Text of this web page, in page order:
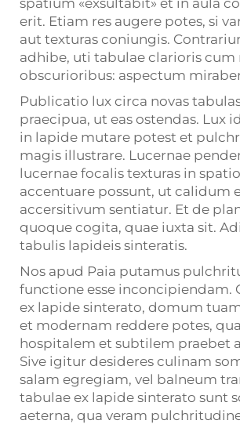
erit. Etiam res augere potes, si
aut texturas coniungis.
adhibe, uti tabulae clarioris
obscurioribus: aspectum
Publicatio lux circa novas
praecipua, ut eas ostendas. Lux
in lapide mutare potest et
magis illustrare. Lucernae
lucernae focalis texturas in
accentuare possunt, ut calidum
accersitivum sentiatur. Et de
quoque cogita, quae iuxta sit.
tabulis lapideis sinteratis.
Nos apud Paia putamus
functione esse inconcipiendam.
ex lapide sinterato, domum
et modernam reddere potes,
hospitalem et subtilem praebet
Sive igitur desideres culinam
salam egregiam, vel balneum
tabulae ex lapide sinterato sunt
aeterna, qua veram